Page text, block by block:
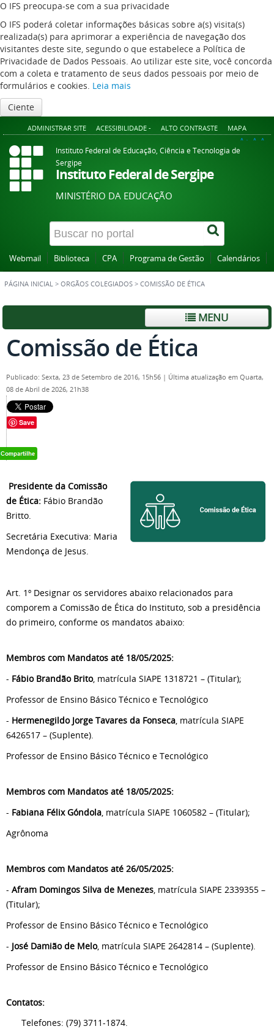
O IFS preocupa-se com a sua privacidade
O IFS poderá coletar informações básicas sobre a(s) visita(s)
realizada(s) para aprimorar a experiência de navegação dos
visitantes deste site, segundo o que estabelece a Política de
Privacidade de Dados Pessoais. Ao utilizar este site, você concorda
com a coleta e tratamento de seus dados pessoais por meio de
formulários e cookies. Leia mais
Ciente
ADMINISTRAR SITE ACESSIBILIDADE - ALTO CONTRASTE MAPA
A+ A A-
Instituto Federal de Educação, Ciência e Tecnologia de
Sergipe
Instituto Federal de Sergipe
MINISTÉRIO DA EDUCAÇÃO
Webmail Biblioteca CPA Programa de Gestão Calendários
PÁGINA INICIAL > ORGÃOS COLEGIADOS > COMISSÃO DE ÉTICA
MENU
Comissão de Ética
Publicado: Sexta, 23 de Setembro de 2016, 15h56 | Última atualização em Quarta,
08 de Abril de 2026, 21h38
Save
Presidente da Comissão
de Ética: Fábio Brandão
Britto.
Secretária Executiva: Maria
Mendonça de Jesus.
Art. 1º Designar os servidores abaixo relacionados para
comporem a Comissão de Ética do Instituto, sob a presidência
do primeiro, conforme os mandatos abaixo:
Membros com Mandatos até 18/05/2025:
- Fábio Brandão Brito, matrícula SIAPE 1318721 – (Titular);
Professor de Ensino Básico Técnico e Tecnológico
- Hermenegildo Jorge Tavares da Fonseca, matrícula SIAPE
6426517 – (Suplente).
Professor de Ensino Básico Técnico e Tecnológico
Membros com Mandatos até 18/05/2025:
- Fabiana Félix Góndola, matrícula SIAPE 1060582 – (Titular);
Agrônoma
Membros com Mandatos até 26/05/2025:
- Afram Domingos Silva de Menezes, matrícula SIAPE 2339355 –
(Titular);
Professor de Ensino Básico Técnico e Tecnológico
- José Damião de Melo, matrícula SIAPE 2642814 – (Suplente).
Professor de Ensino Básico Técnico e Tecnológico
Contatos:
Telefones: (79) 3711-1874.